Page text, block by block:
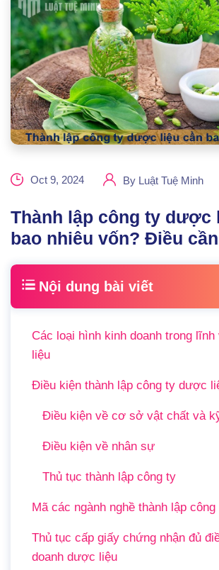
Oct 9, 2024 By Luật Tuệ Minh
Thành lập công ty dược
bao nhiêu vốn? Điều
Nội dung bài viết
Các loại hình kinh doanh trong
liệu
Điều kiện thành lập công ty dược
Điều kiện về cơ sở vật chất và
Điều kiện về nhân sự
Thủ tục thành lập công ty
Mã các ngành nghề thành lập
Thủ tục cấp giấy chứng nhận đủ
doanh dược liệu